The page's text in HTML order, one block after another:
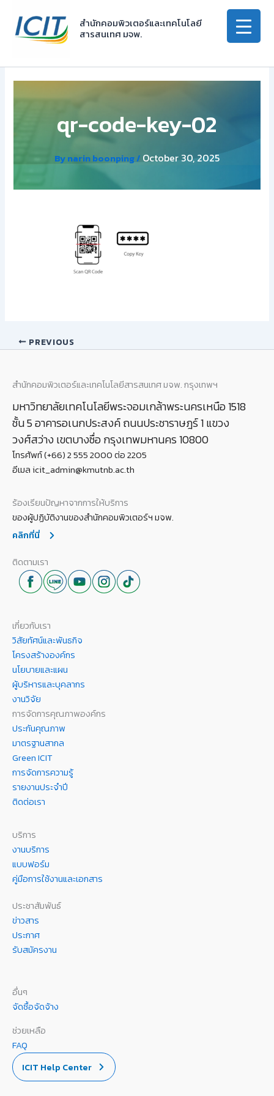
content
สำนักคอมพิวเตอร์และเทคโนโลยี
สารสนเทศ มจพ.
qr-code-key-02
Bynarin boonping/ October 30, 2025
PREVIOUS
สำนักคอมพิวเตอร์และเทคโนโลยีสารสนเทศ มจพ. กรุงเทพฯ
มหาวิทยาลัยเทคโนโลยีพระจอมเกล้าพระนครเหนือ 1518
ชั้น 5 อาคารอเนกประสงค์ ถนนประชาราษฎร์ 1 แขวง
วงศ์สว่าง เขตบางซื่อ กรุงเทพมหานคร 10800
โทรศัพท์ (+66) 2 555 2000 ต่อ 2205
อีเมล icit_admin@kmutnb.ac.th
ร้องเรียนปัญหาจากการให้บริการ
ของผู้ปฏิบัติงานของสำนักคอมพิวเตอร์ฯ มจพ.
คลิกที่นี่
ติดตามเรา
เกี่ยวกับเรา
วิสัยทัศน์และพันธกิจ
โครงสร้างองค์กร
นโยบายและแผน
ผู้บริหารและบุคลากร
งานวิจัย
การจัดการคุณภาพองค์กร
ประกันคุณภาพ
มาตรฐานสากล
Green ICIT
การจัดการความรู้
รายงานประจำปี
ติดต่อเรา
บริการ
งานบริการ
แบบฟอร์ม
คู่มือการใช้งานและเอกสาร
ประชาสัมพันธ์
ข่าวสาร
ประกาศ
รับสมัครงาน
อื่นๆ
จัดซื้อจัดจ้าง
ช่วยเหลือ
FAQ
ICIT Help Center